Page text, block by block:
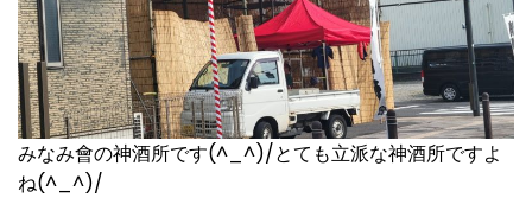
みなみ會の神酒所です(^_^)/とても立派な神酒所ですよ
ね(^_^)/